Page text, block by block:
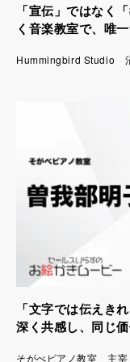
「宣伝」ではな
く音楽教室で、唯
Hummingbird Studio
「文字では伝えき
深く共感し、同じ
そがべピアノ教室 主